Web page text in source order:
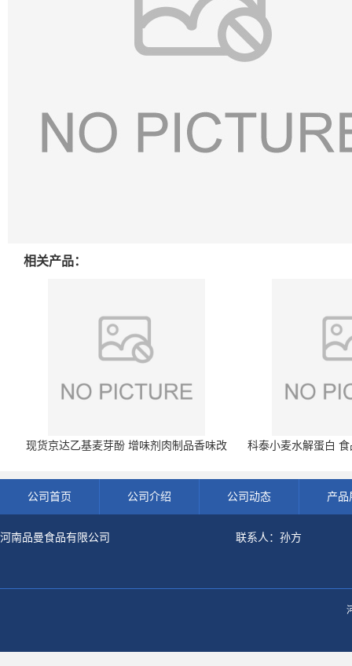
相关产品：
现货京达乙基麦芽酚 增味剂肉制品香味改
科泰小麦水解蛋白
公司首页 公司介绍 公司动态 产品
河南品曼食品有限公司 联系人：孙方